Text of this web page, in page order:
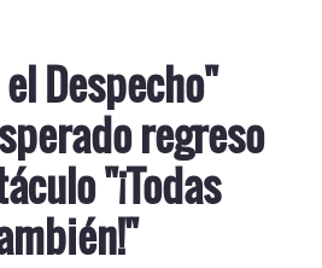
Despecho"
regreso
"¡Todas